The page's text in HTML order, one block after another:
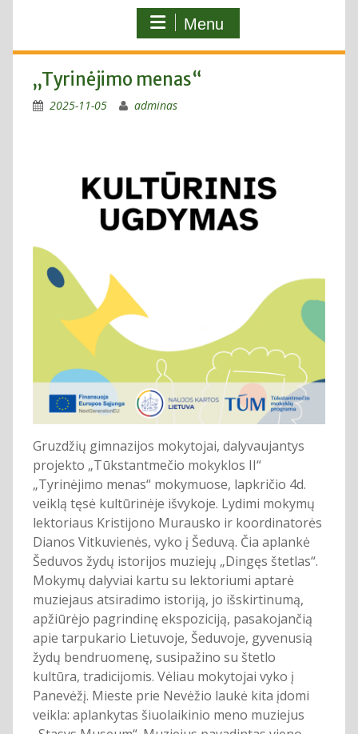
Menu
„Tyrinėjimo menas“
2025-11-05 adminas
Gruzdžių gimnazijos mokytojai, dalyvaujantys
projekto „Tūkstantmečio mokyklos II“
„Tyrinėjimo menas“ mokymuose, lapkričio 4d.
veiklą tęsė kultūrinėje išvykoje. Lydimi mokymų
lektoriaus Kristijono Murausko ir koordinatorės
Dianos Vitkuvienės, vyko į Šeduvą. Čia aplankė
Šeduvos žydų istorijos muziejų „Dingęs štetlas“.
Mokymų dalyviai kartu su lektoriumi aptarė
muziejaus atsiradimo istoriją, jo išskirtinumą,
apžiūrėjo pagrindinę ekspoziciją, pasakojančią
apie tarpukario Lietuvoje, Šeduvoje, gyvenusią
žydų bendruomenę, susipažino su štetlo
kultūra, tradicijomis. Vėliau mokytojai vyko į
Panevėžį. Mieste prie Nevėžio laukė kita įdomi
veikla: aplankytas šiuolaikinio meno muziejus